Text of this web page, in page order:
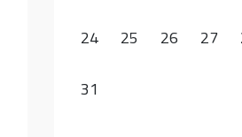
24 25 26 27
31